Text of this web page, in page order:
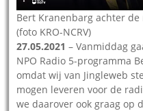
Bert Kranenbarg achter de
(foto KRO-NCRV)
27.05.2021 – Vanmiddag
NPO Radio 5-programma
omdat wij van Jingleweb
mogen leveren voor de
we daarover ook graag op